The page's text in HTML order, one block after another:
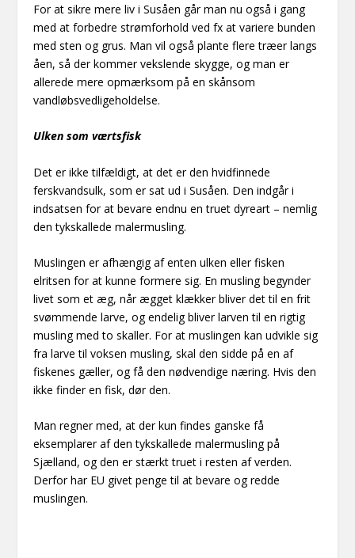
For at sikre mere liv i Susåen går man nu også i gang
med at forbedre strømforhold ved fx at variere bunden
med sten og grus. Man vil også plante flere træer langs
åen, så der kommer vekslende skygge, og man er
allerede mere opmærksom på en skånsom
vandløbsvedligeholdelse.
Ulken som værtsfisk
Det er ikke tilfældigt, at det er den hvidfinnede
ferskvandsulk, som er sat ud i Susåen. Den indgår i
indsatsen for at bevare endnu en truet dyreart – nemlig
den tykskallede malermusling.
Muslingen er afhængig af enten ulken eller fisken
elritsen for at kunne formere sig. En musling begynder
livet som et æg, når ægget klækker bliver det til en frit
svømmende larve, og endelig bliver larven til en rigtig
musling med to skaller. For at muslingen kan udvikle sig
fra larve til voksen musling, skal den sidde på en af
fiskenes gæller, og få den nødvendige næring. Hvis den
ikke finder en fisk, dør den.
Man regner med, at der kun findes ganske få
eksemplarer af den tykskallede malermusling på
Sjælland, og den er stærkt truet i resten af verden.
Derfor har EU givet penge til at bevare og redde
muslingen.